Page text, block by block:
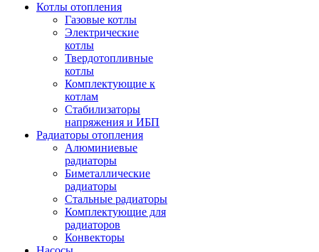
Котлы отопления
Газовые котлы
Электрические
котлы
Твердотопливные
котлы
Комплектующие к
котлам
Стабилизаторы
напряжения и ИБП
Радиаторы отопления
Алюминиевые
радиаторы
Биметаллические
радиаторы
Стальные радиаторы
Комплектующие для
радиаторов
Конвекторы